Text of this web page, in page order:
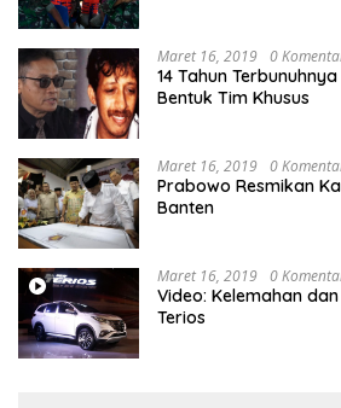
Maret 16, 2019 0
14 Tahun
Bentuk Tim Khusus
Maret 16, 2019 0
Prabowo Resmikan
Banten
Maret 16, 2019 0
Video: Kelemahan
Terios